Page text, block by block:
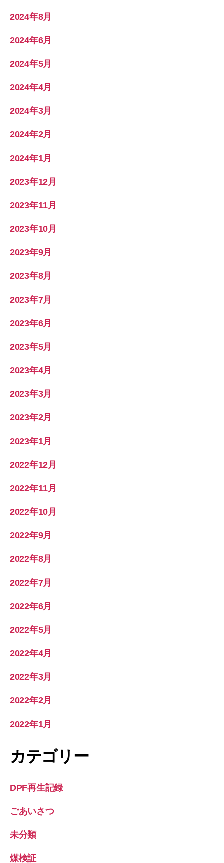
2024年8月
2024年6月
2024年5月
2024年4月
2024年3月
2024年2月
2024年1月
2023年12月
2023年11月
2023年10月
2023年9月
2023年8月
2023年7月
2023年6月
2023年5月
2023年4月
2023年3月
2023年2月
2023年1月
2022年12月
2022年11月
2022年10月
2022年9月
2022年8月
2022年7月
2022年6月
2022年5月
2022年4月
2022年3月
2022年2月
2022年1月
カテゴリー
DPF再生記録
ごあいさつ
未分類
煤検証